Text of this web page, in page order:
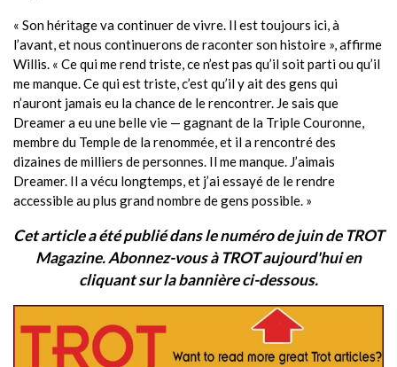
« Son héritage va continuer de vivre. Il est toujours ici, à
l’avant, et nous continuerons de raconter son histoire », affirme
Willis. « Ce qui me rend triste, ce n’est pas qu’il soit parti ou qu’il
me manque. Ce qui est triste, c’est qu’il y ait des gens qui
n’auront jamais eu la chance de le rencontrer. Je sais que
Dreamer a eu une belle vie — gagnant de la Triple Couronne,
membre du Temple de la renommée, et il a rencontré des
dizaines de milliers de personnes. Il me manque. J’aimais
Dreamer. Il a vécu longtemps, et j’ai essayé de le rendre
accessible au plus grand nombre de gens possible. »
Cet article a été publié dans le numéro de juin de TROT
Magazine. Abonnez-vous à TROT aujourd'hui en
cliquant sur la bannière ci-dessous.